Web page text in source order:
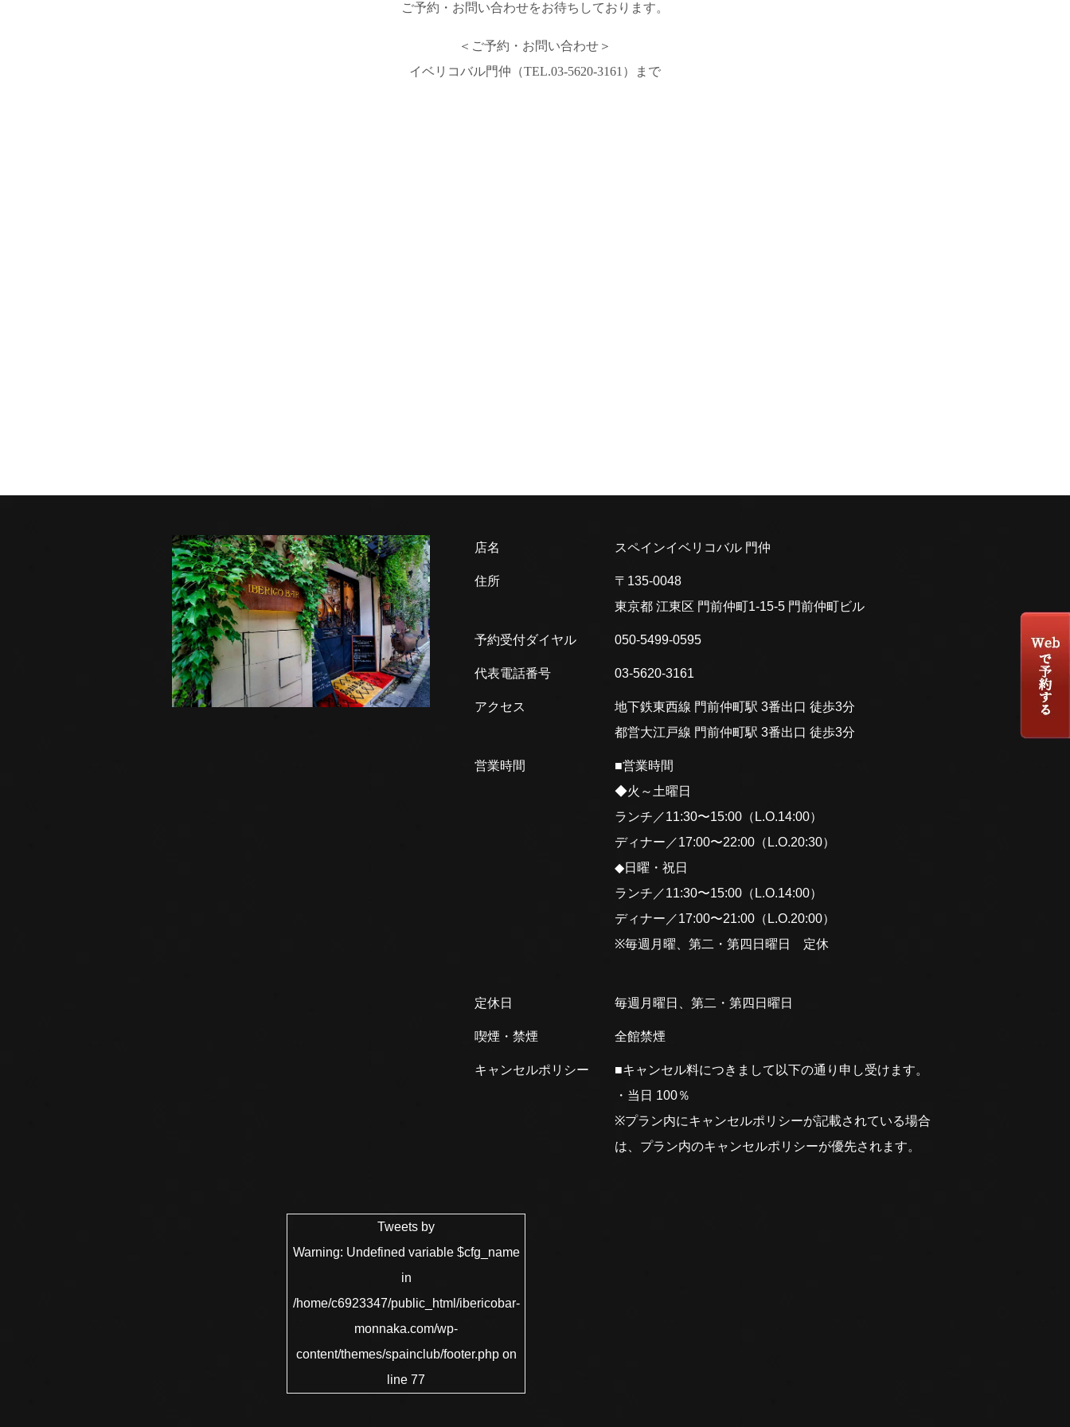
ご予約・お問い合わせをお待ちしております。
＜ご予約・お問い合わせ＞
イベリコバル門仲（TEL.03-5620-3161）まで
店名 スペインイベリコバル 門仲
住所
〒135-0048
東京都 江東区 門前仲町1-15-5 門前仲町ビル
予約受付ダイヤル 050-5499-0595
代表電話番号 03-5620-3161
アクセス
地下鉄東西線 門前仲町駅 3番出口 徒歩3分
都営大江戸線 門前仲町駅 3番出口 徒歩3分
営業時間
■営業時間
◆火～土曜日
ランチ／11:30〜15:00（L.O.14:00）
ディナー／17:00〜22:00（L.O.20:30）
◆日曜・祝日
ランチ／11:30〜15:00（L.O.14:00）
ディナー／17:00〜21:00（L.O.20:00）
※毎週月曜、第二・第四日曜日 定休
定休日 毎週月曜日、第二・第四日曜日
喫煙・禁煙 全館禁煙
キャンセルポリシー
■キャンセル料につきまして以下の通り申し受けます。
・当日 100％
※プラン内にキャンセルポリシーが記載されている場合
は、プラン内のキャンセルポリシーが優先されます。
Tweets by
Warning: Undefined variable $cfg_name
in
/home/c6923347/public_html/ibericobar-
monnaka.com/wp-
content/themes/spainclub/footer.phpon
line 77